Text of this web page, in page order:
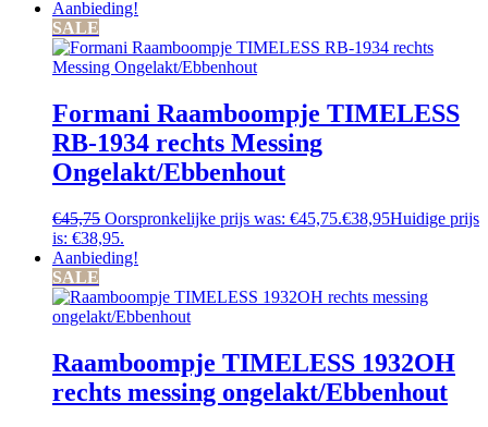
Aanbieding!
SALE
Formani Raamboompje TIMELESS
RB-1934 rechts Messing
Ongelakt/Ebbenhout
€45,75 Oorspronkelijke prijs was: €45,75.€38,95Huidige prijs
is: €38,95.
Aanbieding!
SALE
Raamboompje TIMELESS 1932OH
rechts messing ongelakt/Ebbenhout